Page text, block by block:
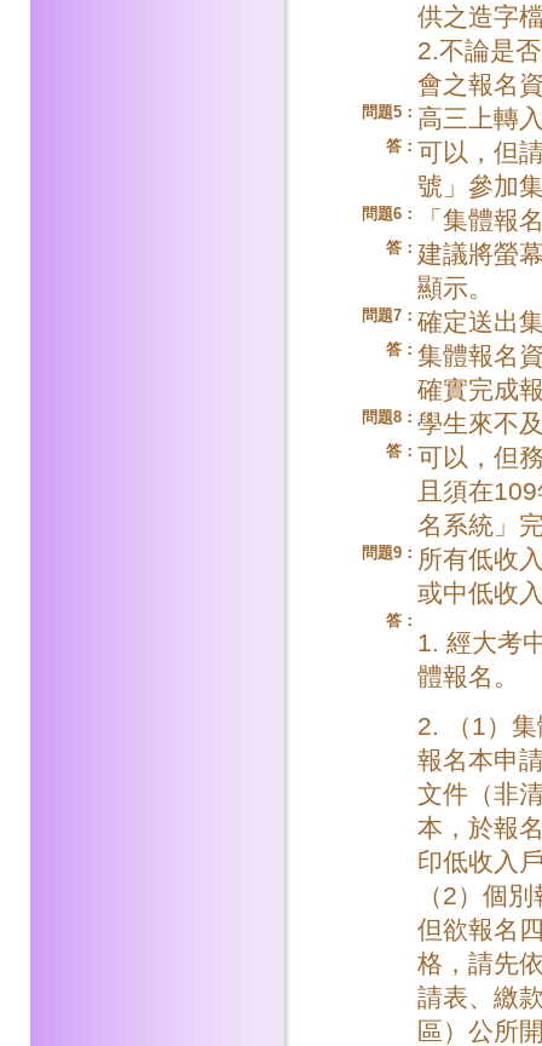
供之造字
2.不論是
會之報名
問題5： 高三上轉
答： 可以，但
號」參加
問題6： 「集體報
答： 建議將螢
顯示。
問題7： 確定送出
答： 集體報名
確實完成
問題8： 學生來不
答： 可以，但
且須在
名系統」
問題9： 所有低收
或中低收
答：
1. 經大考
體報名。
2. （1）
報名本申
文件（非
本，於報
印低收入
（2）個
但欲報名
格，請先
請表、繳
區）公所